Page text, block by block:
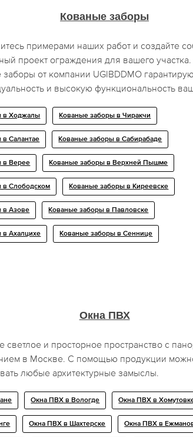
Кованые заборы
примерами наших работ и создайте
проект ограждения для вашего
от компании UGIBDDMO
и высокую функциональность
в Ходжалы Кованые заборы в Чиракчи
в Салантае Кованые заборы в Сабирабаде
в Верее Кованые заборы в Верхней Пышме
в Слободском Кованые заборы в Киреевске
в Азове Кованые заборы в Павловске
в Ахалцихе Кованые заборы в Сеннице
Окна ПВХ
светлое и просторное пространство с
в Москве. С помощью продукции
любые архитектурные замыслы.
Окна ПВХ в Вологде Окна ПВХ в
Окна ПВХ в Шахтерске Окна ПВХ в